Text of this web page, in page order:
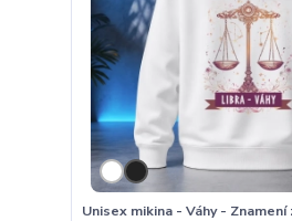
Unisex mikina - Váhy - Znamení